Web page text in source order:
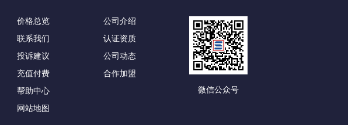
价格总览
联系我们
投诉建议
充值付费
帮助中心
网站地图
公司介绍
认证资质
公司动态
合作加盟
微信公众号